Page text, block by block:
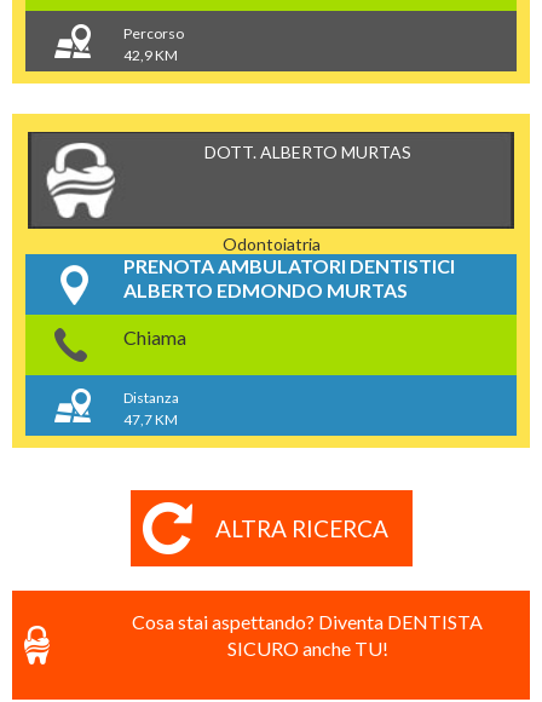
Percorso
42,9 KM
DOTT. ALBERTO MURTAS
Odontoiatria
PRENOTA AMBULATORI DENTISTICI
ALBERTO EDMONDO MURTAS
Chiama
Distanza
47,7 KM
ALTRA RICERCA
Cosa stai aspettando? Diventa DENTISTA
SICURO anche TU!